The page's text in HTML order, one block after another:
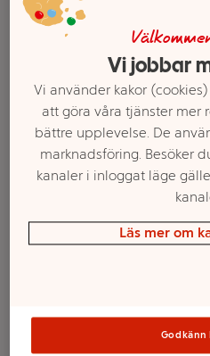
Vi jobbar
Vi använder kakor
att göra våra tjänster mer
bättre upplevelse. De
marknadsföring. Besöker
kanaler i inloggat läge
Läs mer om
Godkänn